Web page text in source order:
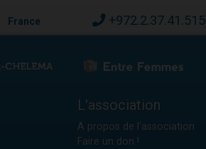
France +972.2.37.41.515
L'association
A propos de l'association
Faire un don !